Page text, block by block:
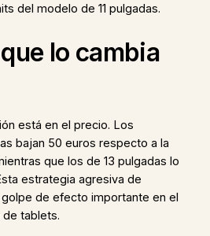
del modelo de 11 pulgadas.
lo cambia
está en el precio. Los
bajan 50 euros respecto a la
que los de 13 pulgadas lo
estrategia agresiva de
de efecto importante en el
tablets.